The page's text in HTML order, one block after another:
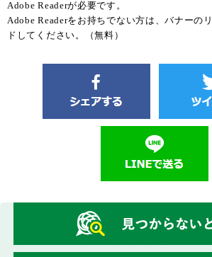
Adobe Readerが必要です。
Adobe Readerをお持ちでない方は、バナーの
ドしてください。（無料）